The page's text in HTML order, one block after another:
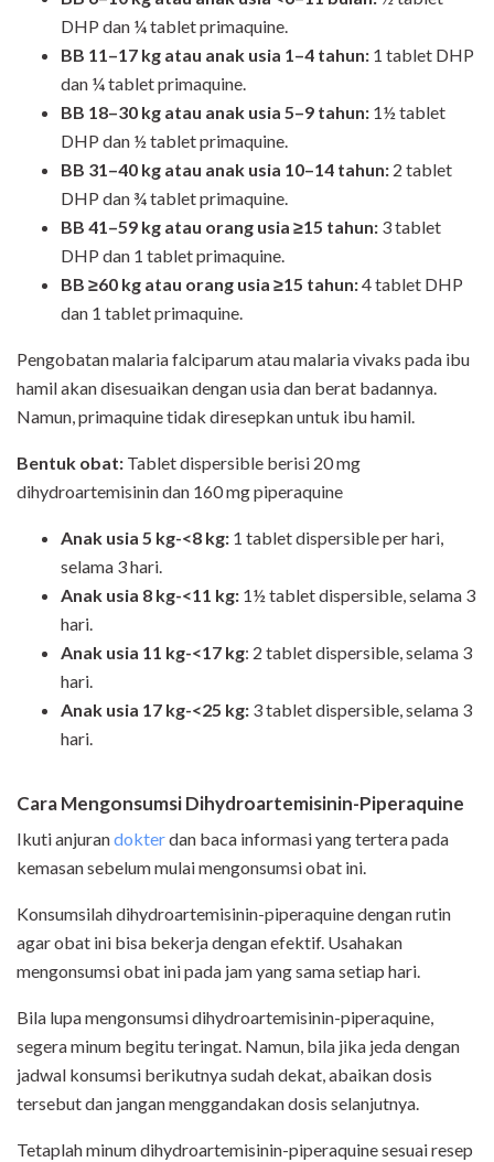
DHP dan ¼ tablet primaquine.
BB 11–17 kg atau anak usia 1–4 tahun: 1 tablet DHP
dan ¼ tablet primaquine.
BB 18–30 kg atau anak usia 5–9 tahun: 1½ tablet
DHP dan ½ tablet primaquine.
BB 31–40 kg atau anak usia 10–14 tahun: 2 tablet
DHP dan ¾ tablet primaquine.
BB 41–59 kg atau orang usia ≥15 tahun: 3 tablet
DHP dan 1 tablet primaquine.
BB ≥60 kg atau orang usia ≥15 tahun:4 tablet DHP
dan 1 tablet primaquine.
Pengobatan malaria falciparum atau malaria vivaks pada ibu
hamil akan disesuaikan dengan usia dan berat badannya.
Namun, primaquine tidak diresepkan untuk ibu hamil.
Bentuk obat: Tablet dispersible berisi 20 mg
dihydroartemisinin dan 160 mg piperaquine
Anak usia 5 kg-<8 kg: 1 tablet dispersible per hari,
selama 3 hari.
Anak usia 8 kg-<11 kg: 1½ tablet dispersible, selama 3
hari.
Anak usia 11 kg-<17 kg: 2 tablet dispersible, selama 3
hari.
Anak usia 17 kg-<25 kg: 3 tablet dispersible, selama 3
hari.
Cara MengonsumsiDihydroartemisinin-Piperaquine
Ikuti anjurandokterdan baca informasi yang tertera pada
kemasan sebelum mulai mengonsumsi obat ini.
Konsumsilah dihydroartemisinin-piperaquine dengan rutin
agar obat ini bisa bekerja dengan efektif. Usahakan
mengonsumsi obat ini pada jam yang sama setiap hari.
Bila lupa mengonsumsi dihydroartemisinin-piperaquine,
segera minum begitu teringat. Namun, bila jika jeda dengan
jadwal konsumsi berikutnya sudah dekat, abaikan dosis
tersebut dan jangan menggandakan dosis selanjutnya.
Tetaplah minum dihydroartemisinin-piperaquine sesuai resep